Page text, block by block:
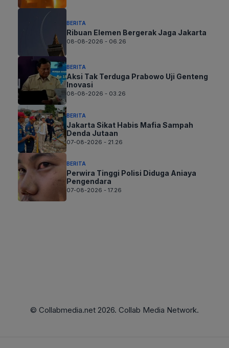
BERITA
Ribuan Elemen Bergerak Jaga Jakarta
08-08-2026 - 06.26
BERITA
Aksi Tak Terduga Prabowo Uji Genteng
Inovasi
08-08-2026 - 03.26
BERITA
Jakarta Sikat Habis Mafia Sampah
Denda Jutaan
07-08-2026 - 21.26
BERITA
Perwira Tinggi Polisi Diduga Aniaya
Pengendara
07-08-2026 - 17.26
© Collabmedia.net 2026. Collab Media Network.